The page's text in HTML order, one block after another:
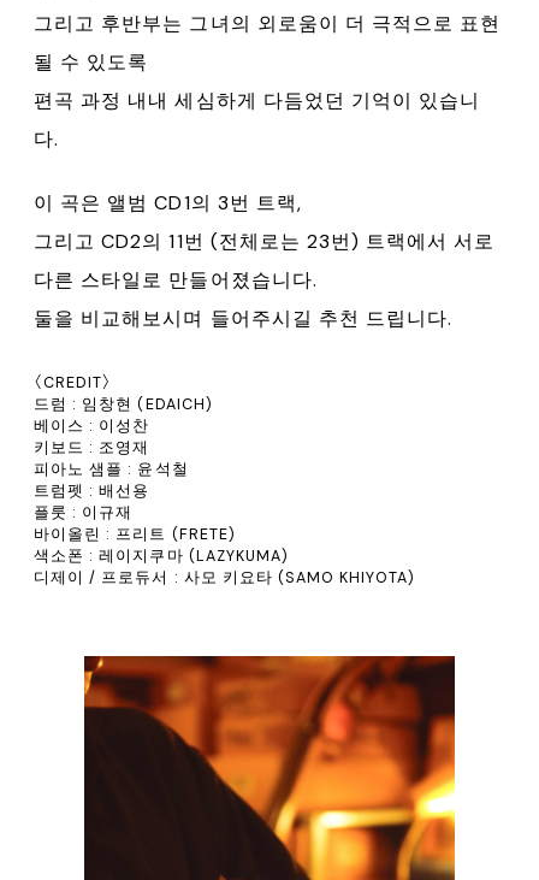
그리고 후반부는 그녀의 외로움이 더 극적으로 표현
될 수 있도록
편곡 과정 내내 세심하게 다듬었던 기억이 있습니
다.
이 곡은 앨범 CD1의 3번 트랙,
그리고 CD2의 11번 (전체로는 23번) 트랙에서 서로
다른 스타일로 만들어졌습니다.
둘을 비교해보시며 들어주시길 추천 드립니다.
〈CREDIT〉
드럼 : 임창현 (EDAICH)
베이스 : 이성찬
키보드 : 조영재
피아노 샘플 : 윤석철
트럼펫 : 배선용
플룻 : 이규재
바이올린 : 프리트 (FRETE)
색소폰 : 레이지쿠마 (LAZYKUMA)
디제이 / 프로듀서 : 사모 키요타 (SAMO KHIYOTA)